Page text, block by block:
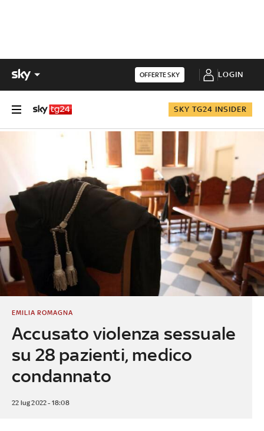
OFFERTE SKY LOGIN
SKY TG24 INSIDER
Accusato violenza sessuale
su 28 pazienti, medico
condannato
EMILIA ROMAGNA
22 lug 2022 - 18:08